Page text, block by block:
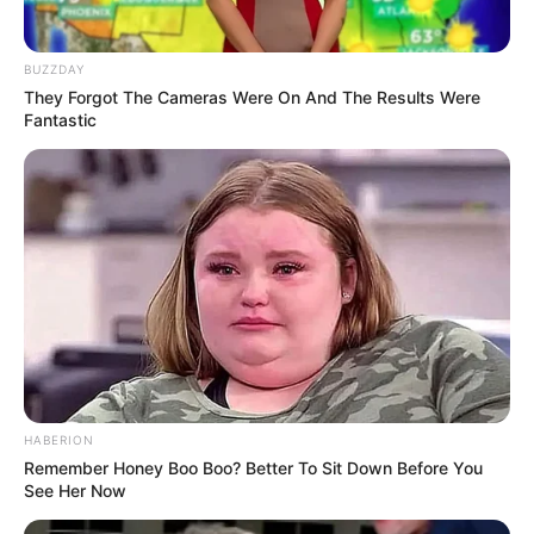
है मतलब,पीपल का पेड़ घर से कितनी दूर होना चाहिए
November 13, 2024 byadmin
Sapne me pipal ka Ped Dekhna कैसा संकेत है? जानें इसका क्या
मतलब होता है और यह आपके जीवन में क्या परिवर्तन ला सकता है। विस्तृत
जानकारी यहाँ पढ़ें। Sapne me pipal ka Ped Dekhna – जानें क्या है
मतलब क्या आपने कभी सपने में पीपल का पेड़ देखा है? यदि हां, तो आप सोच …
BUZZDAY
They Forgot The Cameras Were On And The Results Were
Fantastic
HABERION
Remember Honey Boo Boo? Better To Sit Down Before You
See Her Now